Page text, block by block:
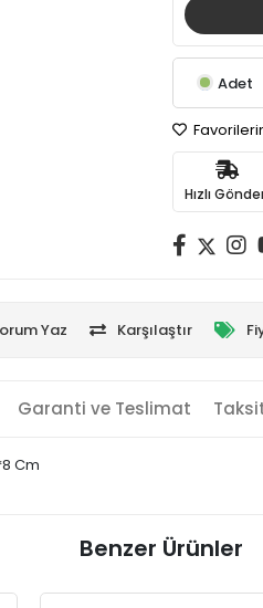
Adet
Hızlı
Yaz Karşılaştır
Garanti ve Teslimat
Cm
Benzer Ürünler